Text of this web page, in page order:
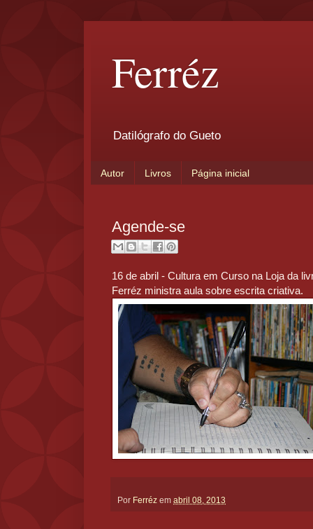
Ferréz
Datilógrafo do Gueto
Autor Livros Página inicial
Agende-se
16 de abril - Cultura em Curso na Loja da
Ferréz ministra aula sobre escrita criativa.
Por Ferréz em abril 08, 2013